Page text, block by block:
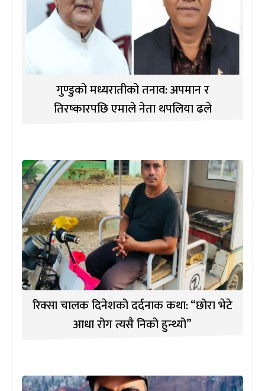
गुण्डुको मध्यरातीको तनाव: अपमान र
तिरष्कारपछि एमाले नेता थपलिया ढले
रिक्सा चालक दिनेशको दर्दनाक कथा: “छोरा भेटे
आधा रोग त्यसै निको हुन्थ्यो”